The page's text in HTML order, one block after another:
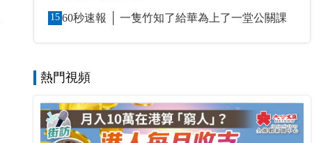
15 60秒速報 │ 一隻竹知了給華為上了一堂公關課
熱門視頻